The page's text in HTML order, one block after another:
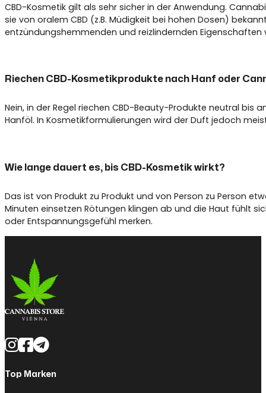
CBD-Kosmetik gilt als sehr sicher in der Anwendung.
sie von oralem CBD (z.B. Müdigkeit bei hohen Dosen)
entzündungshemmenden und reizlindernden
Riechen CBD-Kosmetikprodukte nach Hanf oder
Nein, in der Regel riechen CBD-Beauty-Produkte neutral
Hanföl. In Kosmetikformulierungen wird der Duft jedoch
Wie lange dauert es, bis CBD-Kosmetik wirkt?
Das ist von Produkt zu Produkt und von Person zu Person
Minuten einsetzen Rötungen klingen ab und die Haut fühlt
oder Entspannungsgefühl merken.
Top Marken